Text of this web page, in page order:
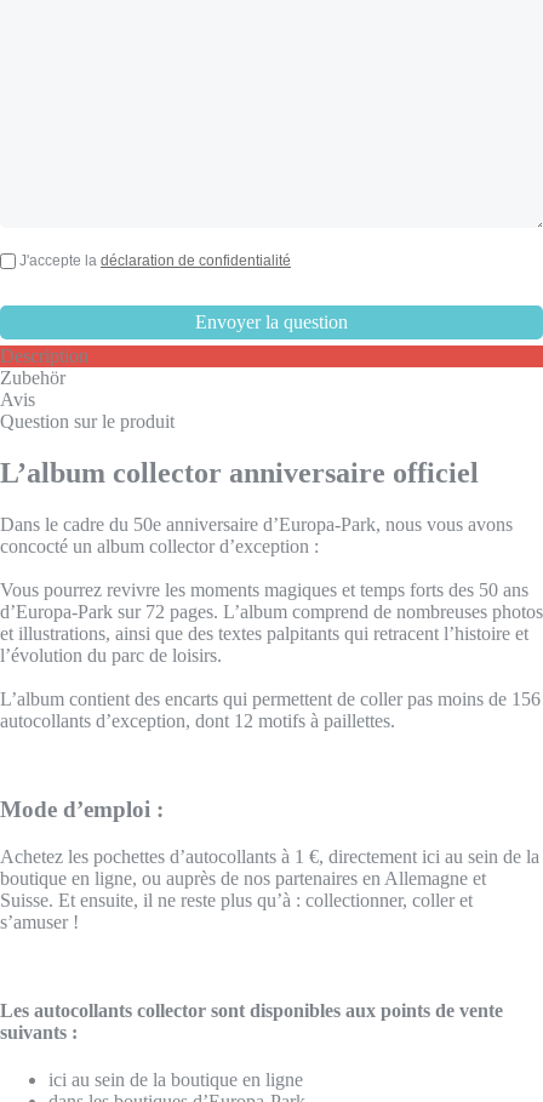
J'accepte la déclaration de confidentialité
Description
Zubehör
Avis
Question sur le produit
L’album collector anniversaire officiel
Dans le cadre du 50e anniversaire d’Europa-Park, nous vous avons
concocté un album collector d’exception :
Vous pourrez revivre les moments magiques et temps forts des 50 ans
d’Europa-Park sur 72 pages. L’album comprend de nombreuses photos
et illustrations, ainsi que des textes palpitants qui retracent l’histoire et
l’évolution du parc de loisirs.
L’album contient des encarts qui permettent de coller pas moins de 156
autocollants d’exception, dont 12 motifs à paillettes.
Mode d’emploi :
Achetez les pochettes d’autocollants à 1 €, directement ici au sein de la
boutique en ligne, ou auprès de nos partenaires en Allemagne et
Suisse. Et ensuite, il ne reste plus qu’à : collectionner, coller et
s’amuser !
Les autocollants collector sont disponibles aux points de vente
suivants :
ici au sein de la boutique en ligne